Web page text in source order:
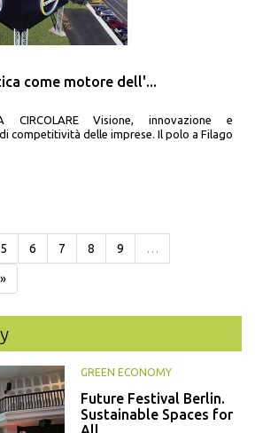
come motore dell'...
CIRCOLARE Visione, innovazione e
competitività delle imprese. Il polo a Filago
5 6 7 8 9 …
GREEN ECONOMY
Future Festival Berlin.
Sustainable Spaces for